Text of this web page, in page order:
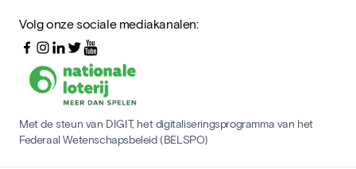
Volg onze sociale mediakanalen:
Met de steun van DIGIT, het digitaliseringsprogramma van het
Federaal Wetenschapsbeleid (BELSPO)